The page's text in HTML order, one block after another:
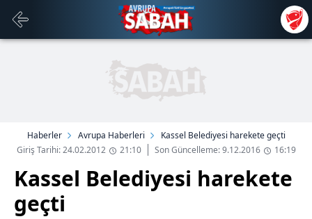
Haberler Avrupa Haberleri
Kassel Belediyesi harekete geçti
Giriş Tarihi: 24.02.2012
21:10 Son Güncelleme: 9.12.2016 16:19
Kassel Belediyesi harekete
geçti